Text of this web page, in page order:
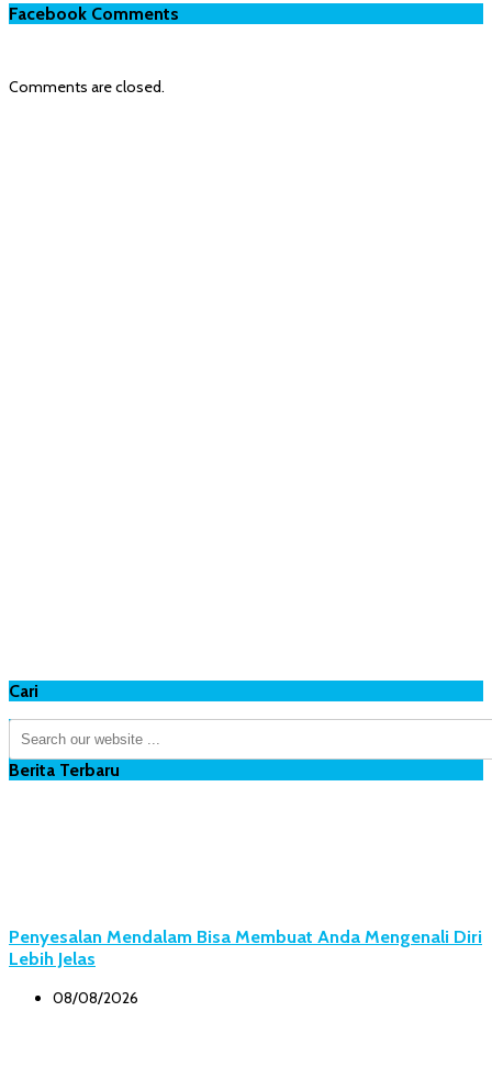
Facebook Comments
Comments are closed.
Cari
Berita Terbaru
Penyesalan Mendalam Bisa Membuat Anda Mengenali Diri
Lebih Jelas
08/08/2026